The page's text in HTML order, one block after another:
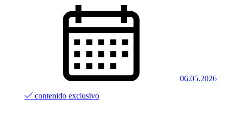
06.05.2026
contenido exclusivo